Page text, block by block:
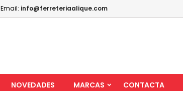
Email: info@ferreteriaalique.com
NOVEDADES MARCAS CONTACTA